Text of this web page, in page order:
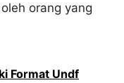
orang yang
Format Undf